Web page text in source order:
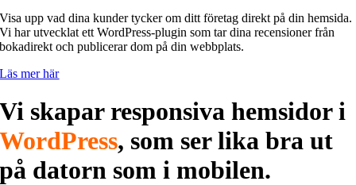
Visa upp vad dina kunder tycker om ditt företag direkt på din hemsida.
Vi har utvecklat ett WordPress-plugin som tar dina recensioner från
bokadirekt och publicerar dom på din webbplats.
Läs mer här
Vi skapar responsiva hemsidor i
WordPress, som ser lika bra ut
på datorn som i mobilen.